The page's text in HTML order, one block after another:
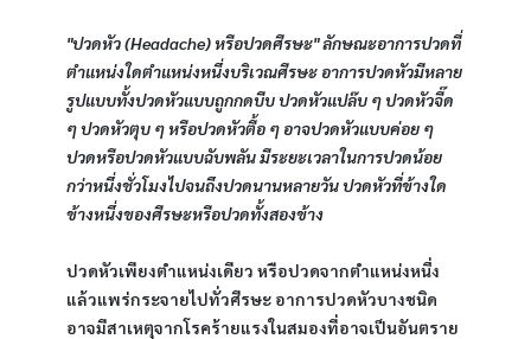
"ปวดหัว (Headache) หรือปวดศีรษะ" ลักษณะอาการปวดที่
ตำแหน่งใดตำแหน่งหนึ่งบริเวณศีรษะ อาการปวดหัวมีหลาย
รูปแบบทั้งปวดหัวแบบถูกกดบีบ ปวดหัวแปล๊บ ๆ ปวดหัวจี๊ด
ๆ ปวดหัวตุบ ๆ หรือปวดหัวตื้อ ๆ อาจปวดหัวแบบค่อย ๆ
ปวดหรือปวดหัวแบบฉับพลัน มีระยะเวลาในการปวดน้อย
กว่าหนึ่งชั่วโมงไปจนถึงปวดนานหลายวัน ปวดหัวที่ข้างใด
ข้างหนึ่งของศีรษะหรือปวดทั้งสองข้าง
ปวดหัวเพียงตำแหน่งเดียว หรือปวดจากตำแหน่งหนึ่ง
แล้วแพร่กระจายไปทั่วศีรษะ อาการปวดหัวบางชนิด
อาจมีสาเหตุจากโรคร้ายแรงในสมองที่อาจเป็นอันตราย